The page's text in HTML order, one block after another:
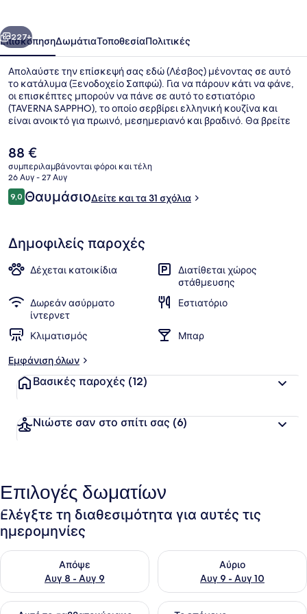
Επόμενο
227+
ΕπισκόπησηΔωμάτιαΤοποθεσίαΠολιτικές
Απολαύστε την επίσκεψή σας εδώ (Λέσβος) μένοντας σε αυτό
το κατάλυμα (Ξενοδοχείο Σαπφώ). Για να πάρουν κάτι να φάνε,
οι επισκέπτες μπορούν να πάνε σε αυτό το εστιατόριο
(TAVERNA SAPPHO), το οποίο σερβίρει ελληνική κουζίνα και
είναι ανοικτό για πρωινό, μεσημεριανό και βραδινό. Θα βρείτε
Η
τρέχουσα
τιμή
είναι
88 €
88 €
συμπεριλαμβάνονται φόροι και τέλη
26 Αυγ - 27 Αυγ
Σχόλια
9,09,0 στα 10
ΘαυμάσιοΔείτε και τα 31 σχόλια
Δημοφιλείς παροχές
Δέχεται κατοικίδια
Διατίθεται χώρος
στάθμευσης
Δωρεάν ασύρματο
ίντερνετ
Εστιατόριο
Κλιματισμός
Μπαρ
Εμφάνιση όλων
Βασικές παροχές (12)
Νιώστε σαν στο σπίτι σας (6)
Επιλογές δωματίων
Ελέγξτε τη διαθεσιμότητα για αυτές τις
ημερομηνίες
Απόψε
Αυγ 8 - Αυγ 9
Έλεγχος διαθεσιμότητας για απόψε Αυγ 8 - Αυγ 9
Αύριο
Αυγ 9 - Αυγ 10
Έλεγχος διαθεσιμότητας
Έλεγχος διαθεσιμότητας για αυτό το σαββατοκύριακο Αυγ
Έλεγχος διαθεσιμότητας